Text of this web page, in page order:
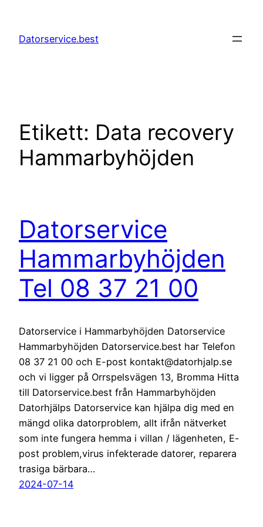
innehåll
Datorservice.best
Etikett: Data recovery
Hammarbyhöjden
Datorservice
Hammarbyhöjden
Tel 08 37 21 00
Datorservice i Hammarbyhöjden Datorservice
Hammarbyhöjden Datorservice.best har Telefon
08 37 21 00 och E-post kontakt@datorhjalp.se
och vi ligger på Orrspelsvägen 13, Bromma Hitta
till Datorservice.best från Hammarbyhöjden
Datorhjälps Datorservice kan hjälpa dig med en
mängd olika datorproblem, allt ifrån nätverket
som inte fungera hemma i villan / lägenheten, E-
post problem,virus infekterade datorer, reparera
trasiga bärbara…
2024-07-14